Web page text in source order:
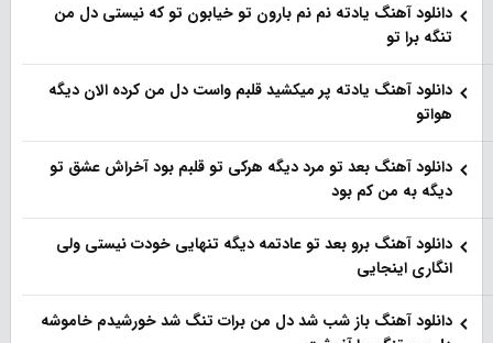
دانلود آهنگ یادته نم نم بارون تو خیابون تو که نیستی دل من
تنگه برا تو
دانلود آهنگ یادته پر میکشید قلبم واست دل من کرده الان دیگه
هواتو
دانلود آهنگ بعد تو مرد دیگه هرکی تو قلبم بود آخراش عشق تو
دیگه به من کم بود
دانلود آهنگ برو بعد تو عادتمه دیگه تنهایی خودت نیستی ولی
انگاری اینجایی
دانلود آهنگ باز شب شد دل من برات تنگ شد خورشیدم خاموشه